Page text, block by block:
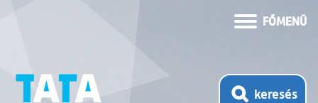
FŐMENÜ
keresés